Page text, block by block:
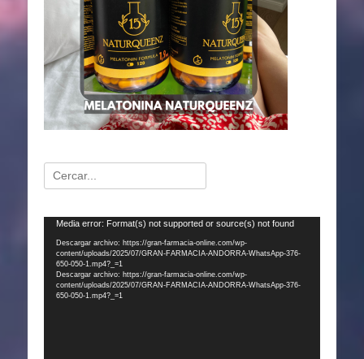
Buscar:
Reproductor
vídeo
Media error: Format(s) not supported or source(s) not found
Descargar archivo: https://gran-farmacia-online.com/wp-
content/uploads/2025/07/GRAN-FARMACIA-ANDORRA-WhatsApp-376-
650-050-1.mp4?_=1
Descargar archivo: https://gran-farmacia-online.com/wp-
content/uploads/2025/07/GRAN-FARMACIA-ANDORRA-WhatsApp-376-
650-050-1.mp4?_=1